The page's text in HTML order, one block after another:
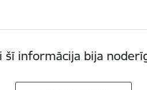
šī informācija bija